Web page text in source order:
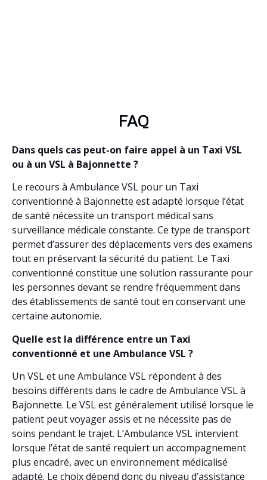
FAQ
Dans quels cas peut-on faire appel à un Taxi VSL
ou à un VSL à Bajonnette ?
Le recours à Ambulance VSL pour un Taxi
conventionné à Bajonnette est adapté lorsque l’état
de santé nécessite un transport médical sans
surveillance médicale constante. Ce type de transport
permet d’assurer des déplacements vers des examens
tout en préservant la sécurité du patient. Le Taxi
conventionné constitue une solution rassurante pour
les personnes devant se rendre fréquemment dans
des établissements de santé tout en conservant une
certaine autonomie.
Quelle est la différence entre un Taxi
conventionné et une Ambulance VSL ?
Un VSL et une Ambulance VSL répondent à des
besoins différents dans le cadre de Ambulance VSL à
Bajonnette. Le VSL est généralement utilisé lorsque le
patient peut voyager assis et ne nécessite pas de
soins pendant le trajet. L’Ambulance VSL intervient
lorsque l’état de santé requiert un accompagnement
plus encadré, avec un environnement médicalisé
adapté. Le choix dépend donc du niveau d’assistance